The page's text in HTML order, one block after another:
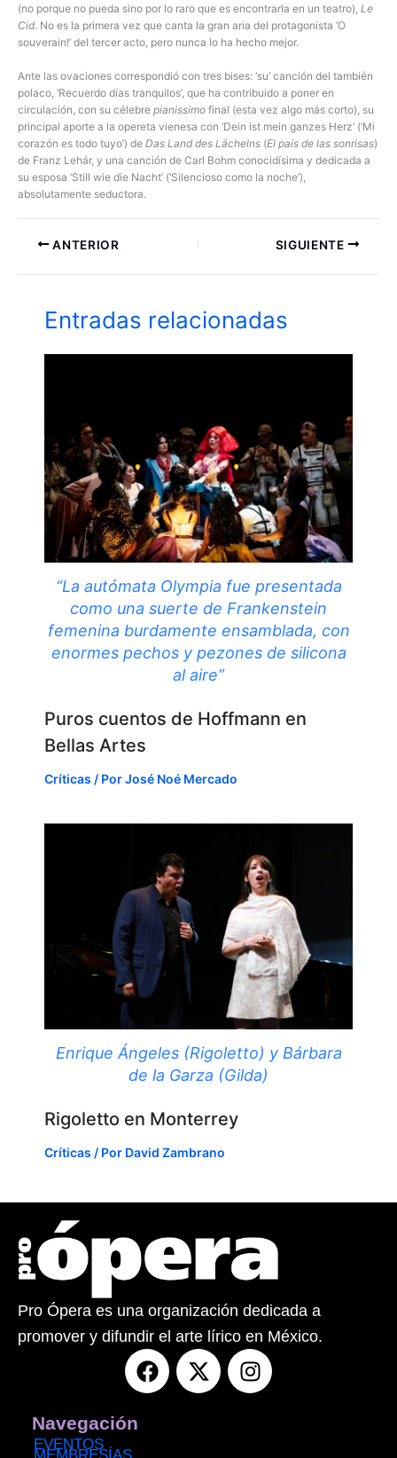
(no porque no pueda sino por lo raro que es encontrarla en un teatro), Le
Cid. No es la primera vez que canta la gran aria del protagonista ‘O
souverain!’ del tercer acto, pero nunca lo ha hecho mejor.
Ante las ovaciones correspondió con tres bises: ‘su’ canción del también
polaco, ‘Recuerdo días tranquilos’, que ha contribuido a poner en
circulación, con su célebre pianissimo final (esta vez algo más corto), su
principal aporte a la opereta vienesa con ‘Dein ist mein ganzes Herz’ (‘Mi
corazón es todo tuyo’) de Das Land des Lächelns (El país de las sonrisas)
de Franz Lehár, y una canción de Carl Bohm conocidísima y dedicada a
su esposa ‘Still wie die Nacht’ (‘Silencioso como la noche’),
absolutamente seductora.
ANTERIOR SIGUIENTE
Entradas relacionadas
“La autómata Olympia fue presentada
como una suerte de Frankenstein
femenina burdamente ensamblada, con
enormes pechos y pezones de silicona
al aire”
Puros cuentos de Hoffmann en
Bellas Artes
Críticas / PorJosé Noé Mercado
Enrique Ángeles (Rigoletto) y Bárbara
de la Garza (Gilda)
Rigoletto en Monterrey
Críticas / Por David Zambrano
Pro Ópera es una organización dedicada a
promover y difundir el arte lírico en México.
F
a
X
-
I
n
Navegación
EVENTOS